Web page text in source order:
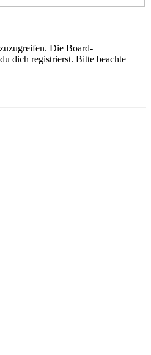
Die Board-
dich registrierst. Bitte beachte